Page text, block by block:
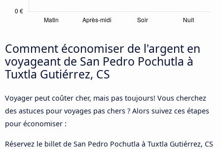
Comment économiser de l'argent en
voyageant de San Pedro Pochutla à
Tuxtla Gutiérrez, CS
Voyager peut coûter cher, mais pas toujours! Vous cherchez
des astuces pour voyages pas chers ? Alors suivez ces étapes
pour économiser :
Réservez le billet de San Pedro Pochutla à Tuxtla Gutiérrez, CS